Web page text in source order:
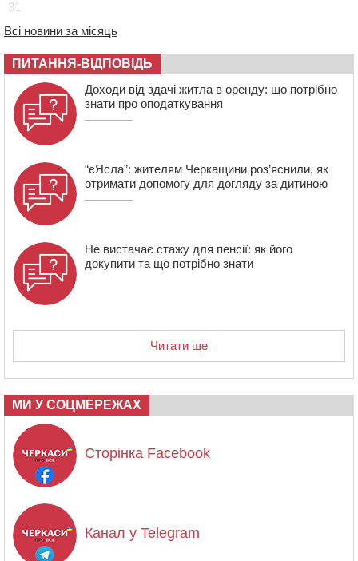
08:22
полеглий біля Кліщіївки воїн
сплатили на Черкащині
06 СЕРПНЯ 2026, ЧЕТВЕР
21:13
Вісім медалей, з яких чотири золоті: черкаські
спортсмени тріумфували на чемпіонаті України
31
Всі новини за місяць
ПИТАННЯ-ВІДПОВІДЬ
Доходи від здачі житла в оренду: що потрібно
знати про оподаткування
“єЯсла”: жителям Черкащини роз’яснили, як
отримати допомогу для догляду за дитиною
Не вистачає стажу для пенсії: як його
докупити та що потрібно знати
Читати ще
МИ У СОЦМЕРЕЖАХ
Сторінка Facebook
Канал у Telegram